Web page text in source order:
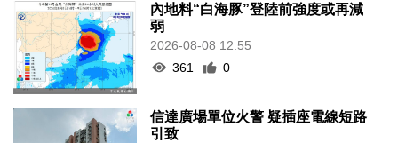
內地料“白海豚”登陸前強度或再減
弱
2026-08-08 12:55
361
0
信達廣場單位火警 疑插座電線短路
引致